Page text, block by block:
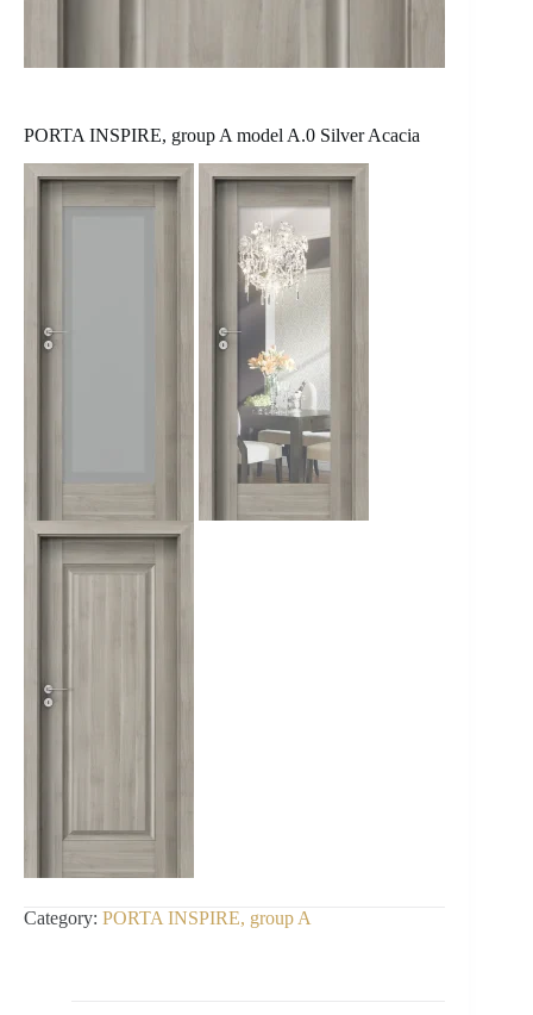
PORTA INSPIRE, group A model A.0 Silver Acacia
Category: PORTA INSPIRE, group A